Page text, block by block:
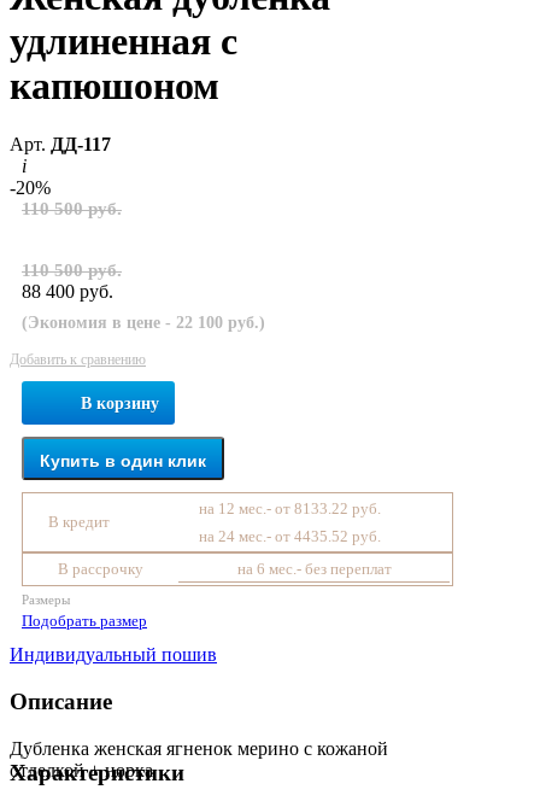
удлиненная с
капюшоном
Арт. ДД-117
i
-20%
110 500 руб.
110 500 руб.
88 400 руб.
(Экономия в цене - 22 100 руб.)
Добавить к сравнению
В корзину
Купить в один клик
В кредит
на 12 мес.- от 8133.22 руб.
на 24 мес.- от 4435.52 руб.
В рассрочку
на 6 мес.- без переплат
Размеры
Подобрать размер
Индивидуальный пошив
Описание
Дубленка женская ягненок мерино с кожаной
отделкой + норка
Характеристики